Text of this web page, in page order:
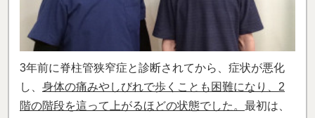
3年前に脊柱管狭窄症と診断されてから、症状が悪化
し、 身体の痛みやしびれで歩くことも困難になり、2
階の階段を這って上がるほどの状態でした。 最初は、